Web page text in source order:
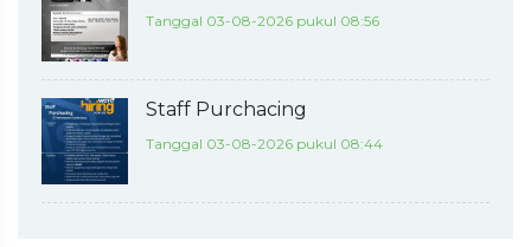
Tanggal 03-08-2026 pukul 08:56
Staff Purchacing
Tanggal 03-08-2026 pukul 08:44